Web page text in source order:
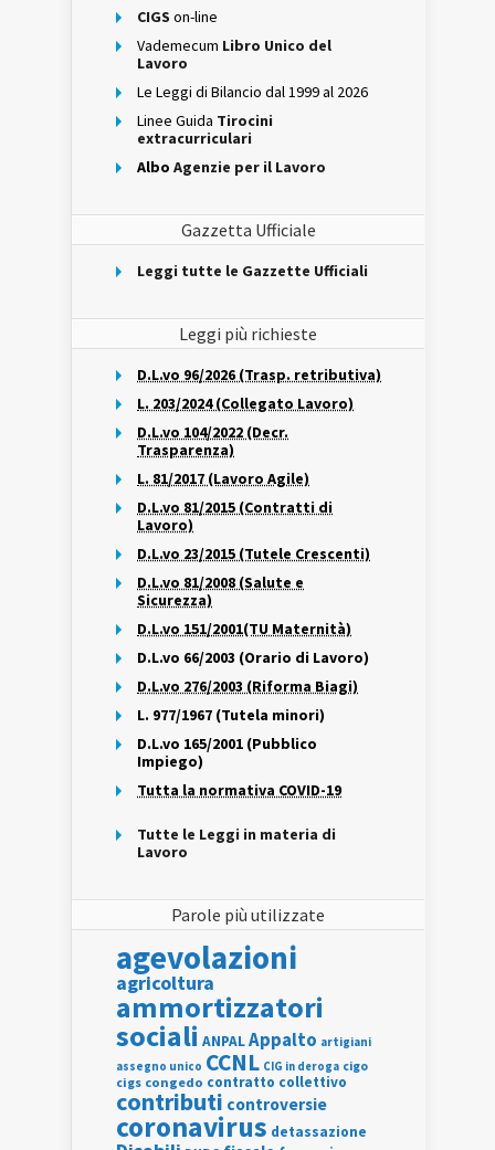
CIGS on-line
Vademecum Libro Unico del
Lavoro
Le Leggi di Bilancio dal 1999 al 2026
Linee Guida Tirocini
extracurriculari
Albo Agenzie per il Lavoro
Gazzetta Ufficiale
Leggi tutte le Gazzette Ufficiali
Leggi più richieste
D.L.vo 96/2026 (Trasp. retributiva)
L. 203/2024 (Collegato Lavoro)
D.L.vo 104/2022 (Decr.
Trasparenza)
L. 81/2017 (Lavoro Agile)
D.L.vo 81/2015 (Contratti di
Lavoro)
D.L.vo 23/2015 (Tutele Crescenti)
D.L.vo 81/2008 (Salute e
Sicurezza)
D.L.vo 151/2001(TU Maternità)
D.L.vo 66/2003 (Orario di Lavoro)
D.L.vo 276/2003 (Riforma Biagi)
L. 977/1967 (Tutela minori)
D.L.vo 165/2001 (Pubblico
Impiego)
Tutta la normativa COVID-19
Tutte le Leggi in materia di
Lavoro
Parole più utilizzate
agevolazioni
agricoltura
ammortizzatori
sociali ANPALAppalto artigiani
assegno unico CCNL CIG in deroga cigo
cigs congedo contratto collettivo
contributi controversie
coronavirus detassazione